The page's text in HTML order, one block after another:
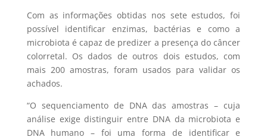
Com as informações obtidas nos sete estudos, foi
possível identificar enzimas, bactérias e como a
microbiota é capaz de predizer a presença do câncer
colorretal. Os dados de outros dois estudos, com
mais 200 amostras, foram usados para validar os
achados.
“O sequenciamento de DNA das amostras – cuja
análise exige distinguir entre DNA da microbiota e
DNA humano – foi uma forma de identificar e